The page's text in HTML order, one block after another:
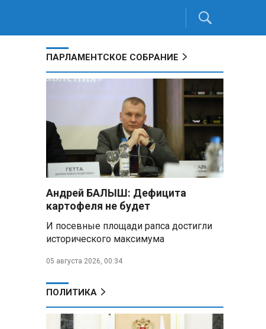
ПАРЛАМЕНТСКОЕ СОБРАНИЕ
Андрей БАЛЫШ: Дефицита
картофеля не будет
И посевные площади рапса достигли
исторического максимума
05 августа 2026, 00:34
ПОЛИТИКА